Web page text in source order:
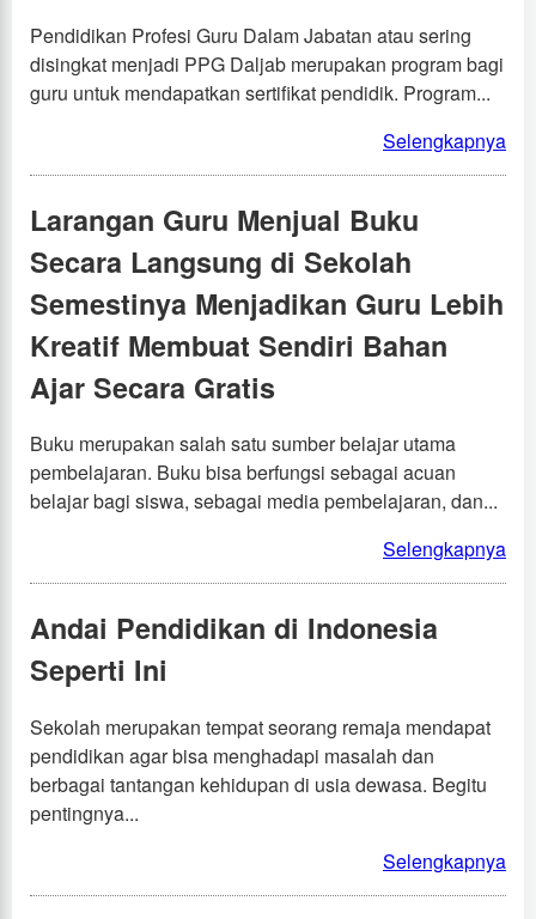
Pendidikan Profesi Guru Dalam Jabatan atau sering
disingkat menjadi PPG Daljab merupakan program bagi
guru untuk mendapatkan sertifikat pendidik. Program...
Selengkapnya
Larangan Guru Menjual Buku
Secara Langsung di Sekolah
Semestinya Menjadikan Guru Lebih
Kreatif Membuat Sendiri Bahan
Ajar Secara Gratis
Buku merupakan salah satu sumber belajar utama
pembelajaran. Buku bisa berfungsi sebagai acuan
belajar bagi siswa, sebagai media pembelajaran, dan...
Selengkapnya
Andai Pendidikan di Indonesia
Seperti Ini
Sekolah merupakan tempat seorang remaja mendapat
pendidikan agar bisa menghadapi masalah dan
berbagai tantangan kehidupan di usia dewasa. Begitu
pentingnya...
Selengkapnya